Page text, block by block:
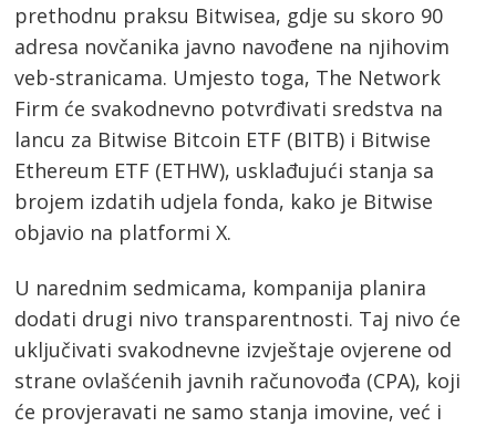
prethodnu praksu Bitwisea, gdje su skoro 90
adresa novčanika javno navođene na njihovim
veb-stranicama. Umjesto toga, The Network
Firm će svakodnevno potvrđivati sredstva na
lancu za Bitwise Bitcoin ETF (BITB) i Bitwise
Ethereum ETF (ETHW), usklađujući stanja sa
brojem izdatih udjela fonda, kako je Bitwise
objavio na platformi X.
U narednim sedmicama, kompanija planira
dodati drugi nivo transparentnosti. Taj nivo će
uključivati svakodnevne izvještaje ovjerene od
strane ovlašćenih javnih računovođa (CPA), koji
će provjeravati ne samo stanja imovine, već i